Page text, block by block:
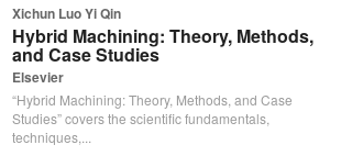
Xichun Luo Yi Qin
Hybrid Machining: Theory, Methods,
and Case Studies
Elsevier
“Hybrid Machining: Theory, Methods, and Case
Studies” covers the scientific fundamentals,
techniques,...